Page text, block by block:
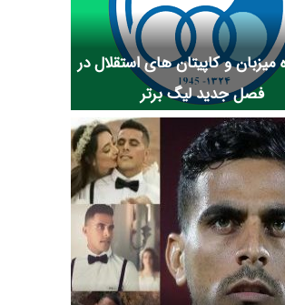
میزبان و کاپیتان های استقلال در
فصل جدید لیگ برتر